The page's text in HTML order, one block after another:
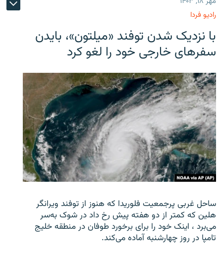
رادیو فردا
با نزدیک شدن توفند «میلتون»، بایدن
سفرهای خارجی خود را لغو کرد
ساحل غربی پرجمعیت فلوریدا که هنوز از توفند ویرانگر
هلین که کمتر از دو هفته پیش رخ داد در شوک به‌سر
می‌برد ، اینک خود را برای برخورد طوفان در منطقه خلیج
تامپا در روز چهارشنبه آماده می‌کند.